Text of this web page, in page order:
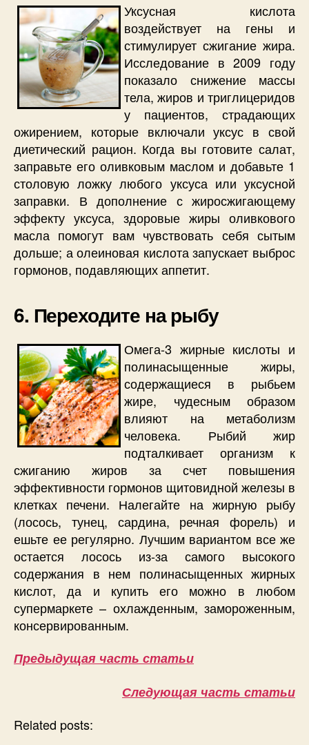
Уксусная кислота
воздействует на гены и
стимулирует сжигание жира.
Исследование в 2009 году
показало снижение массы
тела, жиров и триглицеридов
у пациентов, страдающих
ожирением, которые включали уксус в свой
диетический рацион. Когда вы готовите салат,
заправьте его оливковым маслом и добавьте 1
столовую ложку любого уксуса или уксусной
заправки. В дополнение с жиросжигающему
эффекту уксуса, здоровые жиры оливкового
масла помогут вам чувствовать себя сытым
дольше; а олеиновая кислота запускает выброс
гормонов, подавляющих аппетит.
6. Переходите на рыбу
Омега-3 жирные кислоты и
полинасыщенные жиры,
содержащиеся в рыбьем
жире, чудесным образом
влияют на метаболизм
человека. Рыбий жир
подталкивает организм к
сжиганию жиров за счет повышения
эффективности гормонов щитовидной железы в
клетках печени. Налегайте на жирную рыбу
(лосось, тунец, сардина, речная форель) и
ешьте ее регулярно. Лучшим вариантом все же
остается лосось из-за самого высокого
содержания в нем полинасыщенных жирных
кислот, да и купить его можно в любом
супермаркете – охлажденным, замороженным,
консервированным.
Предыдущая часть статьи
Следующая часть статьи
Related posts: